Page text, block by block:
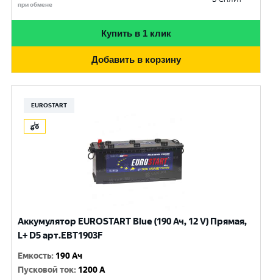
при обмене
Купить в 1 клик
Добавить в корзину
EUROSTART
Аккумулятор EUROSTART Blue (190 Ач, 12 V) Прямая,
L+ D5 арт.EBT1903F
Емкость: 190 Ач
Пусковой ток: 1200 A